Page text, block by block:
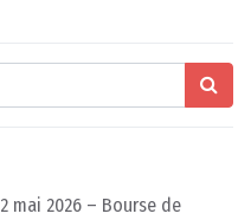
mai 2026 – Bourse de